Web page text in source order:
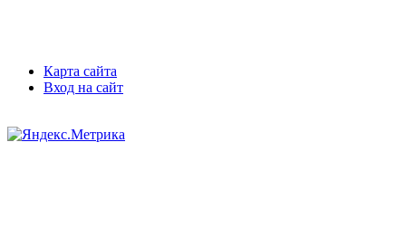
Карта сайта
Вход на сайт